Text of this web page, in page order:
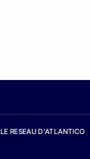
LE RESEAU D'ATLANTICO